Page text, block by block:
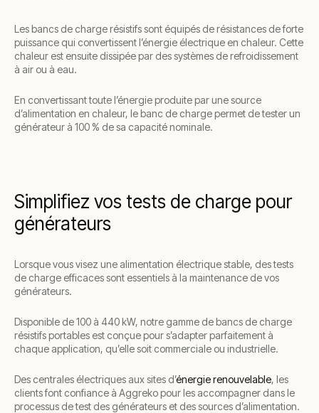
Les bancs de charge résistifs sont équipés de résistances de forte
puissance qui convertissent l’énergie électrique en chaleur. Cette
chaleur est ensuite dissipée par des systèmes de refroidissement
à air ou à eau.
En convertissant toute l’énergie produite par une source
d’alimentation en chaleur, le banc de charge permet de tester un
générateur à 100 % de sa capacité nominale.
Simplifiez vos tests de charge pour
générateurs
Lorsque vous visez une alimentation électrique stable, des tests
de charge efficaces sont essentiels à la maintenance de vos
générateurs.
Disponible de 100 à 440 kW, notre gamme de bancs de charge
résistifs portables est conçue pour s’adapter parfaitement à
chaque application, qu’elle soit commerciale ou industrielle.
Des centrales électriques aux sites d’énergie renouvelable, les
clients font confiance à Aggreko pour les accompagner dans le
processus de test des générateurs et des sources d’alimentation.